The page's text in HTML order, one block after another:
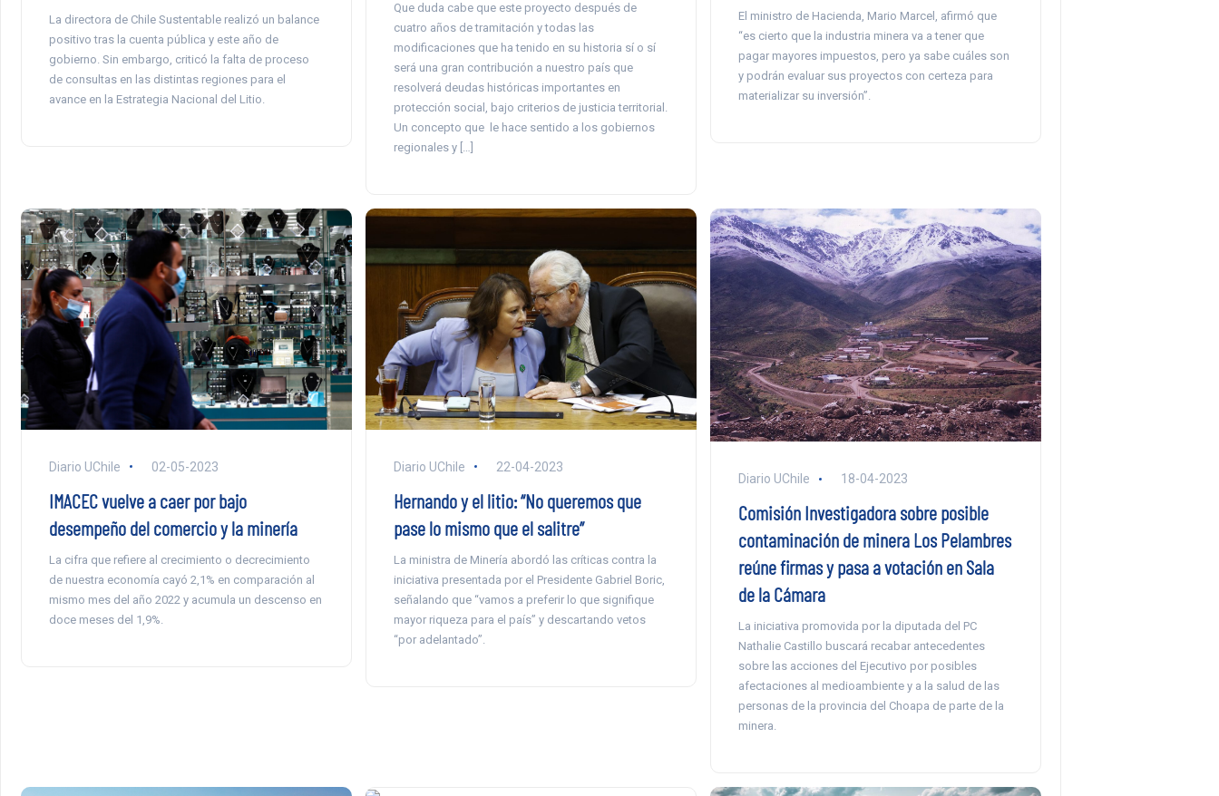
La directora de Chile Sustentable realizó un balance
positivo tras la cuenta pública y este año de
gobierno. Sin embargo, criticó la falta de proceso
de consultas en las distintas regiones para el
avance en la Estrategia Nacional del Litio.
Que duda cabe que este proyecto después de
cuatro años de tramitación y todas las
modificaciones que ha tenido en su historia sí o sí
será una gran contribución a nuestro país que
resolverá deudas históricas importantes en
protección social, bajo criterios de justicia territorial.
Un concepto que le hace sentido a los gobiernos
regionales y […]
El ministro de Hacienda, Mario Marcel, afirmó que
“es cierto que la industria minera va a tener que
pagar mayores impuestos, pero ya sabe cuáles son
y podrán evaluar sus proyectos con certeza para
materializar su inversión”.
Diario UChile 02-05-2023
IMACEC vuelve a caer por bajo
desempeño del comercio y la minería
La cifra que refiere al crecimiento o decrecimiento
de nuestra economía cayó 2,1% en comparación al
mismo mes del año 2022 y acumula un descenso en
doce meses del 1,9%.
Diario UChile 22-04-2023
Hernando y el litio: “No queremos que
pase lo mismo que el salitre”
La ministra de Minería abordó las críticas contra la
iniciativa presentada por el Presidente Gabriel Boric,
señalando que “vamos a preferir lo que signifique
mayor riqueza para el país” y descartando vetos
“por adelantado”.
Diario UChile 18-04-2023
Comisión Investigadora sobre posible
contaminación de minera Los Pelambres
reúne firmas y pasa a votación en Sala
de la Cámara
La iniciativa promovida por la diputada del PC
Nathalie Castillo buscará recabar antecedentes
sobre las acciones del Ejecutivo por posibles
afectaciones al medioambiente y a la salud de las
personas de la provincia del Choapa de parte de la
minera.